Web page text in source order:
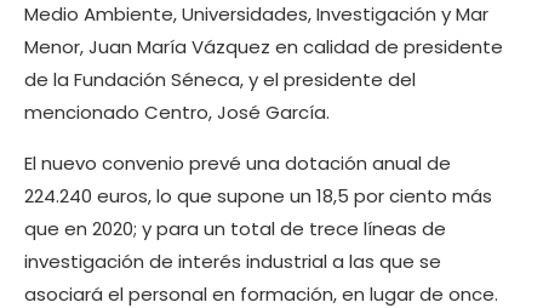
Medio Ambiente, Universidades, Investigación y Mar
Menor, Juan María Vázquez en calidad de presidente
de la Fundación Séneca, y el presidente del
mencionado Centro, José García.
El nuevo convenio prevé una dotación anual de
224.240 euros, lo que supone un 18,5 por ciento más
que en 2020; y para un total de trece líneas de
investigación de interés industrial a las que se
asociará el personal en formación, en lugar de once.